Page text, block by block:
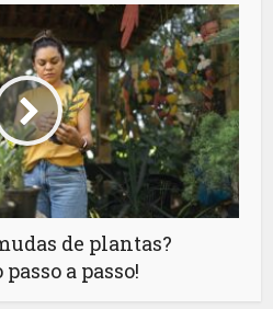
de plantas?
a passo!